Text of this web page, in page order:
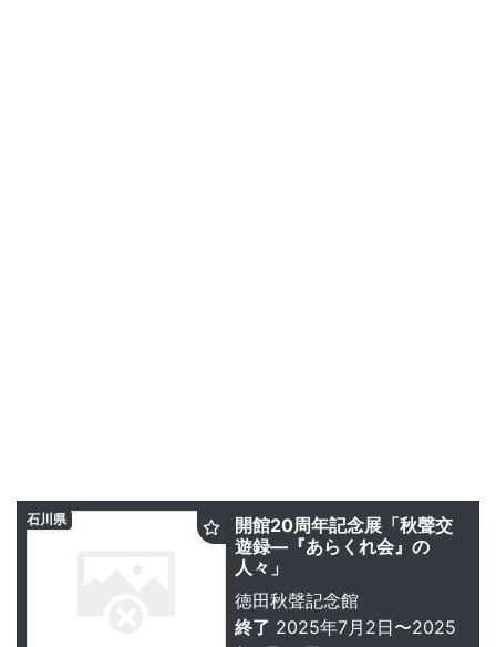
開館20周年記念展「秋聲交
遊録―『あらくれ会』の
人々」
徳田秋聲記念館
終了 2025年7月2日〜2025
石川県